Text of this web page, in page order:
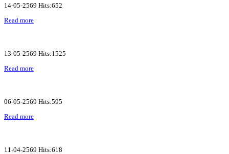
14-05-2569 Hits:652
Read more
13-05-2569 Hits:1525
Read more
06-05-2569 Hits:595
Read more
11-04-2569 Hits:618